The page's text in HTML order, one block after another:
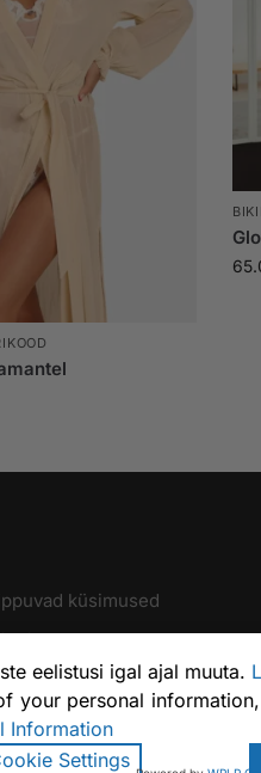
küsimused
eelistusi igal ajal muuta.
your personal
Information
Settings